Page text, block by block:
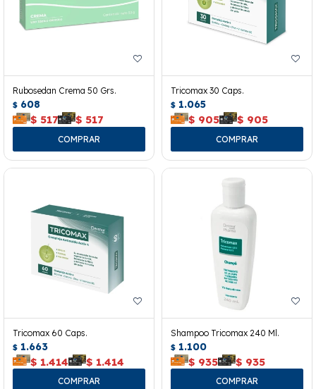
Rubosedan Crema 50 Grs.
$ 608
$ 517 $ 517
Tricomax 30 Caps.
$ 1.065
$ 905 $ 905
Tricomax 60 Caps.
$ 1.663
$ 1.414 $ 1.414
Shampoo Tricomax 240 Ml.
$ 1.100
$ 935 $ 935